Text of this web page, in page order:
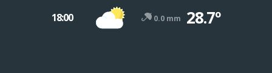
18:00 0.0 mm 28.7º